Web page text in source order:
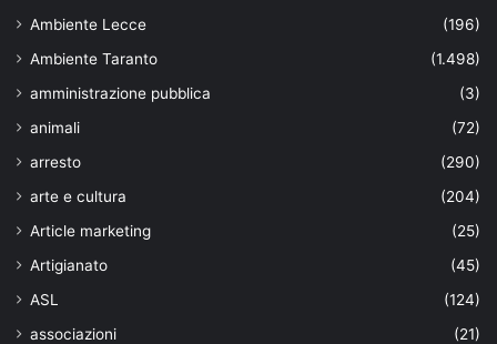
Ambiente Lecce
(196)
Ambiente Taranto
(1.498)
amministrazione pubblica
(3)
animali
(72)
arresto
(290)
arte e cultura
(204)
Article marketing
(25)
Artigianato
(45)
ASL
(124)
associazioni
(21)